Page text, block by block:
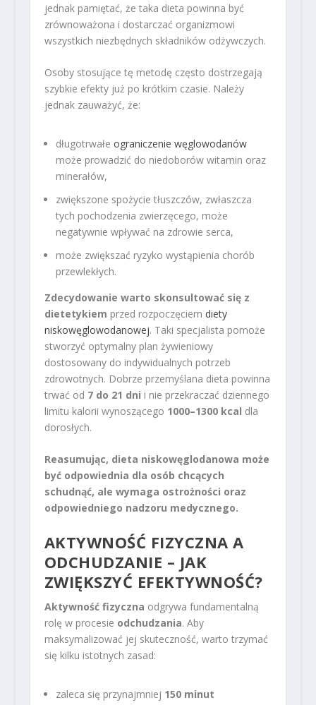
jednak pamiętać, że taka dieta powinna być
zrównoważona i dostarczać organizmowi
wszystkich niezbędnych składników odżywczych.
Osoby stosujące tę metodę często dostrzegają
szybkie efekty już po krótkim czasie. Należy
jednak zauważyć, że:
długotrwałe ograniczenie węglowodanów
może prowadzić do niedoborów witamin oraz
minerałów,
zwiększone spożycie tłuszczów, zwłaszcza
tych pochodzenia zwierzęcego, może
negatywnie wpływać na zdrowie serca,
może zwiększać ryzyko wystąpienia chorób
przewlekłych.
Zdecydowanie warto skonsultować się z
dietetykiem przed rozpoczęciem diety
niskowęglowodanowej. Taki specjalista pomoże
stworzyć optymalny plan żywieniowy
dostosowany do indywidualnych potrzeb
zdrowotnych. Dobrze przemyślana dieta powinna
trwać od 7 do 21 dni i nie przekraczać dziennego
limitu kalorii wynoszącego 1000–1300 kcal dla
dorosłych.
Reasumując, dieta niskowęglodanowa może
być odpowiednia dla osób chcących
schudnąć, ale wymaga ostrożności oraz
odpowiedniego nadzoru medycznego.
AKTYWNOŚĆ FIZYCZNA A
ODCHUDZANIE – JAK
ZWIĘKSZYĆ EFEKTYWNOŚĆ?
Aktywność fizyczna odgrywa fundamentalną
rolę w procesie odchudzania. Aby
maksymalizować jej skuteczność, warto trzymać
się kilku istotnych zasad:
zaleca się przynajmniej 150 minut